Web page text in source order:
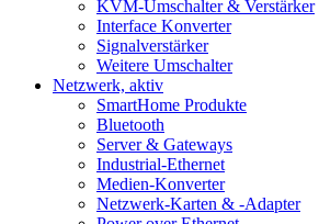
KVM-Umschalter & Verstärker
Interface Konverter
Signalverstärker
Weitere Umschalter
Netzwerk, aktiv
SmartHome Produkte
Bluetooth
Server & Gateways
Industrial-Ethernet
Medien-Konverter
Netzwerk-Karten & -Adapter